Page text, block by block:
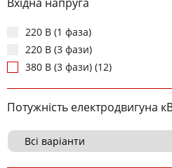
220 В (1 фаза)
220 В (3 фази)
380 В (3 фази) (12)
Потужність електродвигуна